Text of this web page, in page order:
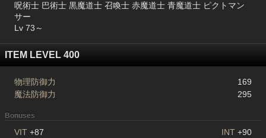
呪術士 巴術士 黒魔道士 召喚士 赤魔道士 青魔道士 ピクトマン
サー
Lv 73～
ITEM LEVEL 400
物理防御力
169
魔法防御力
295
Bonuses
VIT +87 INT +90